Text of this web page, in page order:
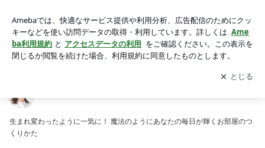
アプリをダウンロードして ブログの更新通知
を受け取りまし
ょう。
開く
生まれ変わったように一気に！ 魔法のようにあなたの毎日が輝くお部屋のつ
くりかた